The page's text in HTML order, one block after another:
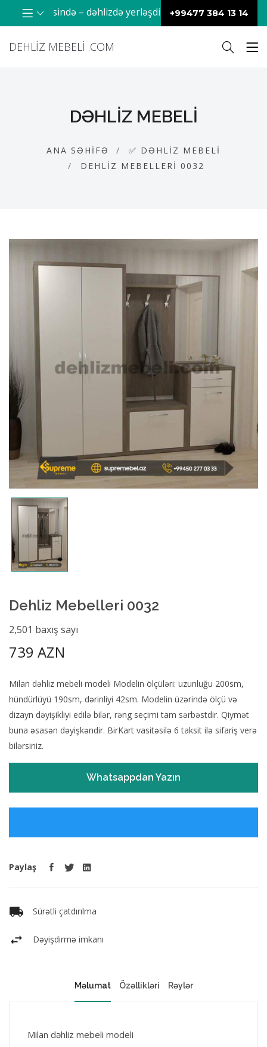
hissəsində – dəhlizdə yerləşdirilən praktik və dekorativ
+99477 384 13 14
DEHLIZ MEBELI .COM
DƏHLIZ MEBELI
ANA SƏHIFƏ
✅ DƏHLIZ MEBELI
DEHLIZ MEBELLERI 0032
Dehliz Mebelleri 0032
2,501 baxış sayı
739 AZN
Milan dəhliz mebeli modeli Modelin ölçüləri: uzunluğu 200sm,
hündürlüyü 190sm, dərinliyi 42sm. Modelin üzərində ölçü və
dizayn dəyişikliyi edilə bilər, rəng seçimi tam sərbəstdir. Qiymət
buna əsasən dəyişkəndir. BirKart vasitəsilə 6 taksit ilə sifariş verə
bilərsiniz.
Whatsappdan Yazın
Paylaş
Sürətli çatdırılma
Dəyişdirmə imkanı
Məlumat Özəllikləri Rəylər
Milan dəhliz mebeli modeli